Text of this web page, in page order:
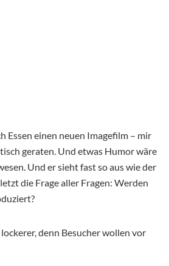
Essen einen neuen Imagefilm – mir
geraten. Und etwas Humor wäre
Und er sieht fast so aus wie der
die Frage aller Fragen: Werden
denn Besucher wollen vor